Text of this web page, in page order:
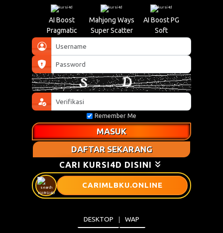
Remember Me
MASUK
DAFTAR SEKARANG
CARI KURSI4D DISINI
CARIMLBKU.ONLINE
AI Boost
Pragmatic
Mahjong Ways
Super Scatter
AI Boost PG
Soft
DESKTOP WAP